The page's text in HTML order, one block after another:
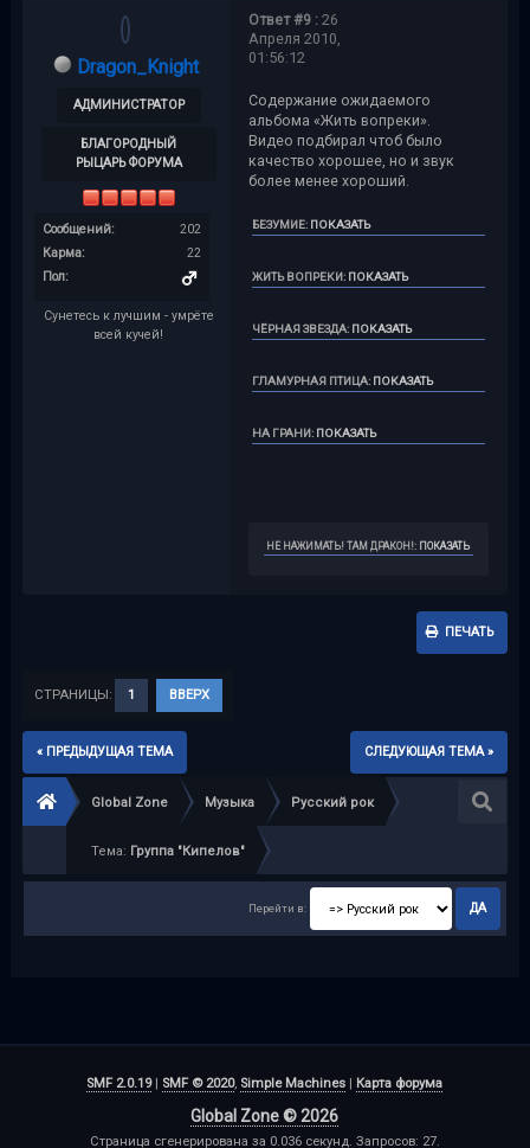
Dragon_Knight
АДМИНИСТРАТОР
БЛАГОРОДНЫЙ
РЫЦАРЬ ФОРУМА
Сообщений:
202
Карма:
22
Пол:
Сунетесь к лучшим - умрёте
всей кучей!
Ответ #9 :26
Апреля 2010,
01:56:12
Содержание ожидаемого
альбома «Жить вопреки».
Видео подбирал чтоб было
качество хорошее, но и звук
более менее хороший.
БЕЗУМИЕ: ПОКАЗАТЬ
ЖИТЬ ВОПРЕКИ: ПОКАЗАТЬ
ЧЁРНАЯ ЗВЕЗДА: ПОКАЗАТЬ
ГЛАМУРНАЯ ПТИЦА: ПОКАЗАТЬ
НА ГРАНИ: ПОКАЗАТЬ
НЕ НАЖИМАТЬ! ТАМ ДРАКОН!: ПОКАЗАТЬ
ПЕЧАТЬ
СТРАНИЦЫ: 1 ВВЕРХ
« ПРЕДЫДУЩАЯ ТЕМА СЛЕДУЮЩАЯ ТЕМА »
Global Zone Музыка Русский рок
Тема: Группа "Кипелов"
Перейти в:
SMF 2.0.19| SMF © 2020, Simple Machines Карта форума
Global Zone © 2026
Страница сгенерирована за 0.036 секунд. Запросов: 27.